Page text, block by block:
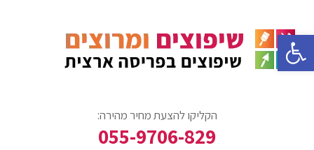
הקליקו להצעת מחיר מהירה:
055-9706-829
פתח סרגל נגישות